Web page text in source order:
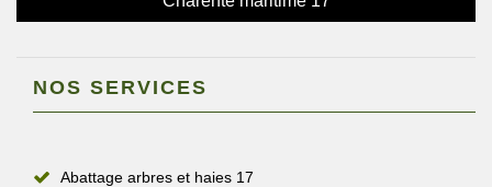
NOS SERVICES
Abattage arbres et haies 17